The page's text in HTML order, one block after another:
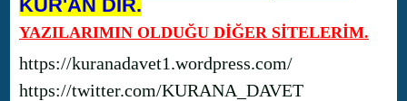
KUR'AN DIR.
YAZILARIMIN OLDUĞU DİĞER SİTELERİM.
https://kuranadavet1.wordpress.com/
https://twitter.com/KURANA_DAVET